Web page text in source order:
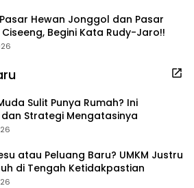
Hewan Jonggol dan Pasar
Ciseeng, Begini Kata Rudy-Jaro!!
Sulit Punya Rumah? Ini
Strategi Mengatasinya
atau Peluang Baru? UMKM Justru
di Tengah Ketidakpastian